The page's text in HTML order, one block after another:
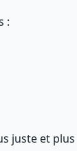
:
juste et plus